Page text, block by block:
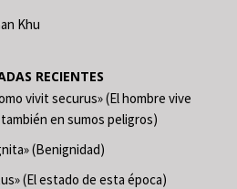
Khu
RECIENTES
vivit securus» (El hombre vive
en sumos peligros)
(Benignidad)
(El estado de esta época)